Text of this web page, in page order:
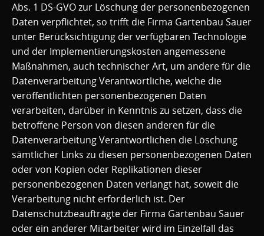
Abs. 1 DS-GVO zur Löschung der personenbezogenen
Daten verpflichtet, so trifft die Firma Gartenbau Sauer
unter Berücksichtigung der verfügbaren Technologie
und der Implementierungskosten angemessene
Maßnahmen, auch technischer Art, um andere für die
Datenverarbeitung Verantwortliche, welche die
veröffentlichten personenbezogenen Daten
verarbeiten, darüber in Kenntnis zu setzen, dass die
betroffene Person von diesen anderen für die
Datenverarbeitung Verantwortlichen die Löschung
sämtlicher Links zu diesen personenbezogenen Daten
oder von Kopien oder Replikationen dieser
personenbezogenen Daten verlangt hat, soweit die
Verarbeitung nicht erforderlich ist. Der
Datenschutzbeauftragte der Firma Gartenbau Sauer
oder ein anderer Mitarbeiter wird im Einzelfall das